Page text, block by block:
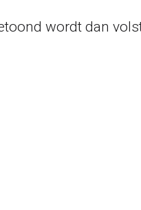
wordt dan